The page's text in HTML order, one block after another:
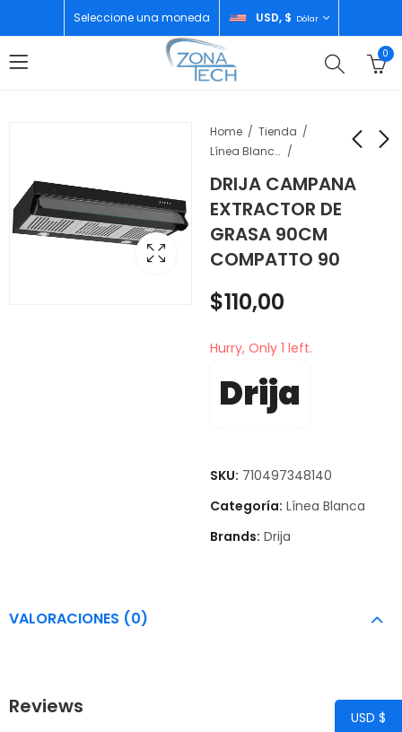
Seleccione una moneda USD, $ Dólar
0
Home
Tienda
Línea Blanca
DRIJA CAMPANA
EXTRACTOR DE
GRASA 90CM
COMPATTO 90
EXTRACTOR DE
GRASA 76CM
COMPATTO 76
$100,00
EXTRACTOR DE
GRASA 90CM
TRIANGOLO 90
$250,00
$110,00
Hurry, Only 1 left.
Drija
SKU: 710497348140
Categoría: Línea Blanca
Brands: Drija
VALORACIONES (0)
Reviews USD $